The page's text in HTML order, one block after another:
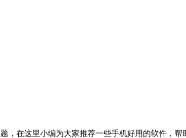
，在这里小编为大家推荐一些手机好用的软件，